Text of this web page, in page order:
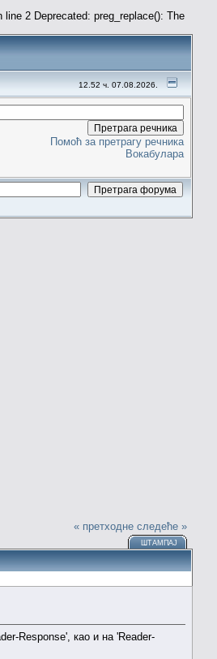
2 Deprecated: preg_replace(): The
12.52 ч. 07.08.2026.
Помоћ за претрагу речника
Вокабулара
« претходне следеће »
ШТАМПАЈ
Response', као и на 'Reader-